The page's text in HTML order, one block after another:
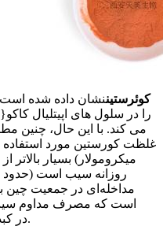
کوئرستیننشان داده شده است
می کند. با این حال، چنین
میکرومولار) بسیار
است که مصرف مداوم سیب
فعالیت آنزیم UGT در کبد یا روده می‌شود.